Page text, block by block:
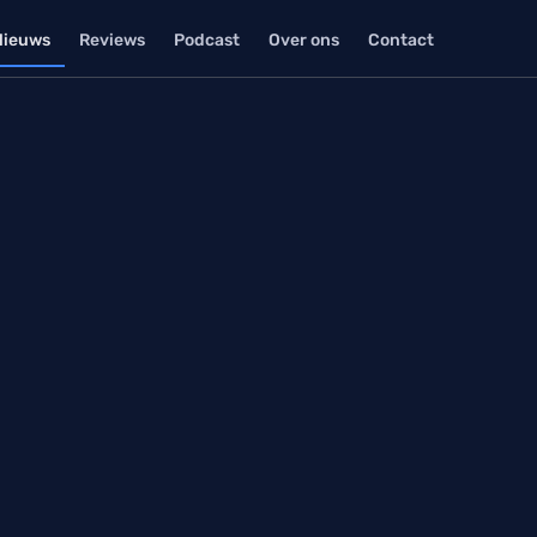
Reviews Podcast Over ons Contact